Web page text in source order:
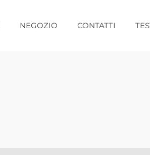
NEGOZIO CONTATTI